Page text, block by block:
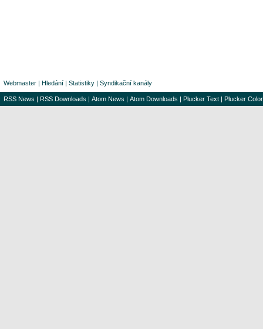
Webmaster | Hledání | Statistiky | Syndikační kanály
RSS News | RSS Downloads | Atom News | Atom Downloads | Plucker Text | Plucker Color